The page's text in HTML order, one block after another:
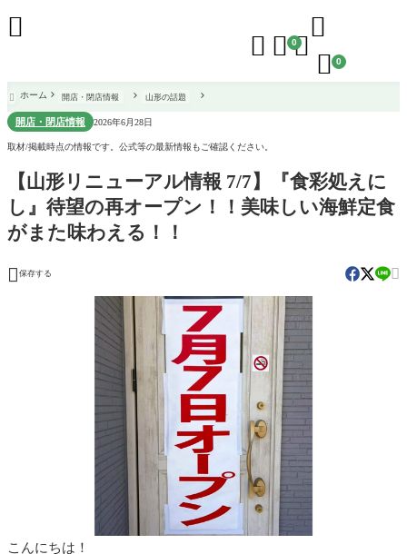
  0

 0

 ホーム 開店・閉店情報 山形の話題
開店・閉店情報 2026年6月28日
取材/掲載時点の情報です。公式等の最新情報もご確認ください。
【山形リニューアル情報 7/7】『食彩処えに
し』待望の再オープン！！美味しい海鮮定食
がまた味わえる！！
 保存する 
こんにちは！